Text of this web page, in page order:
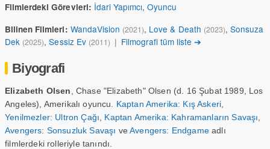
Filmlerdeki Görevleri: İdari Yapımcı,Oyuncu
Bilinen Filmleri: WandaVision (2021), Love & Death (2023), Sonsuza
Dek (2025),Sessiz Ev (2011) | Filmografi tüm liste ➔
Biyografi
Elizabeth Olsen , Chase "Elizabeth" Olsen (d. 16 Şubat 1989, Los
Angeles), Amerikalı oyuncu. Kaptan Amerika: Kış Askeri
Yenilmezler: Ultron Çağı
Kaptan Amerika: Kahramanların Savaşı
Avengers: Sonsuzluk Savaşı veAvengers: Endgameadlı
filmlerdeki rolleriyle tanındı.